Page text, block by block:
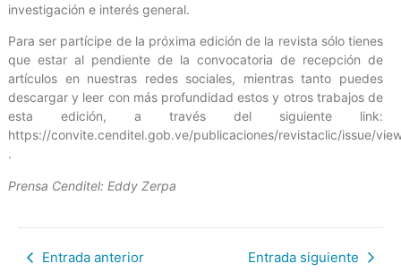
investigación e interés general.
Para ser partícipe de la próxima edición de la revista sólo tienes
que estar al pendiente de la convocatoria de recepción de
artículos en nuestras redes sociales, mientras tanto puedes
descargar y leer con más profundidad estos y otros trabajos de
esta edición, a través del siguiente link:
https://convite.cenditel.gob.ve/publicaciones/revistaclic/issue/
.
Prensa Cenditel: Eddy Zerpa
Entrada anterior Entrada siguiente